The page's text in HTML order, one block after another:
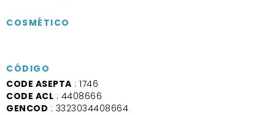
COSMÉTICO
CÓDIGO
CODE ASEPTA : 1746
CODE ACL : 4408666
GENCOD : 3323034408664